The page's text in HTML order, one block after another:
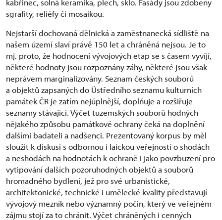
kabřinec, solná keramika, plech, sklo. Fasády jsou zdobeny
sgrafity, reliéfy či mosaikou.
Nejstarší dochovaná dělnická a zaměstnanecká sídliště na
našem území slaví právě 150 let a chráněná nejsou. Je to
mj. proto, že hodnocení vývojových etap se s časem vyvíjí,
některé hodnoty jsou rozpoznány záhy, některé jsou však
neprávem marginalizovány. Seznam českých souborů
a objektů zapsaných do Ústředního seznamu kulturních
památek ČR je zatím nejúplnější, doplňuje a rozšiřuje
seznamy stávající. Výčet tuzemských souborů hodných
nějakého způsobu památkové ochrany čeká na doplnění
dalšími badateli a nadšenci. Prezentovaný korpus by měl
sloužit k diskusi s odbornou i laickou veřejností o shodách
a neshodách na hodnotách k ochraně i jako povzbuzení pro
vytipování dalších pozoruhodných objektů a souborů
hromadného bydlení, jež pro své urbanistické,
architektonické, technické i umělecké kvality představují
vývojový mezník nebo významný počin, který ve veřejném
zájmu stojí za to chránit. Výčet chráněných i cenných